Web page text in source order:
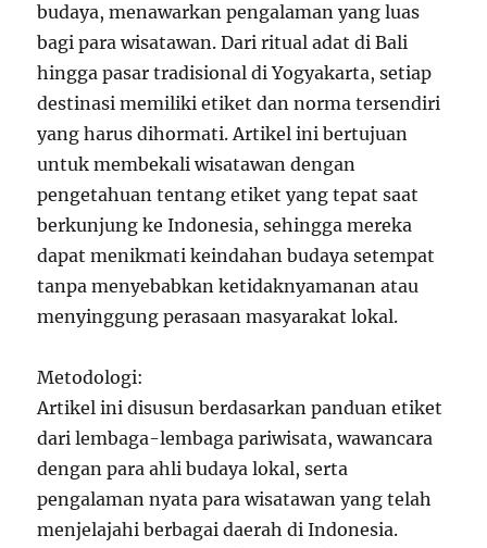
budaya, menawarkan pengalaman yang luas
bagi para wisatawan. Dari ritual adat di Bali
hingga pasar tradisional di Yogyakarta, setiap
destinasi memiliki etiket dan norma tersendiri
yang harus dihormati. Artikel ini bertujuan
untuk membekali wisatawan dengan
pengetahuan tentang etiket yang tepat saat
berkunjung ke Indonesia, sehingga mereka
dapat menikmati keindahan budaya setempat
tanpa menyebabkan ketidaknyamanan atau
menyinggung perasaan masyarakat lokal.
Metodologi:
Artikel ini disusun berdasarkan panduan etiket
dari lembaga-lembaga pariwisata, wawancara
dengan para ahli budaya lokal, serta
pengalaman nyata para wisatawan yang telah
menjelajahi berbagai daerah di Indonesia.